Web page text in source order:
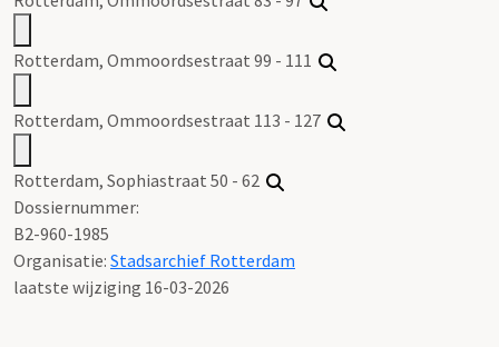
Rotterdam, Ommoordsestraat 99 - 111
Rotterdam, Ommoordsestraat 113 - 127
Rotterdam, Sophiastraat 50 - 62
Dossiernummer:
B2-960-1985
Organisatie: Stadsarchief Rotterdam
laatste wijziging 16-03-2026